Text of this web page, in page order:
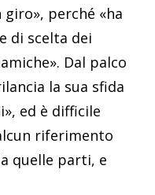
perché «ha
di scelta dei
Dal palco
la sua sfida
ed è difficile
riferimento
quelle parti, e